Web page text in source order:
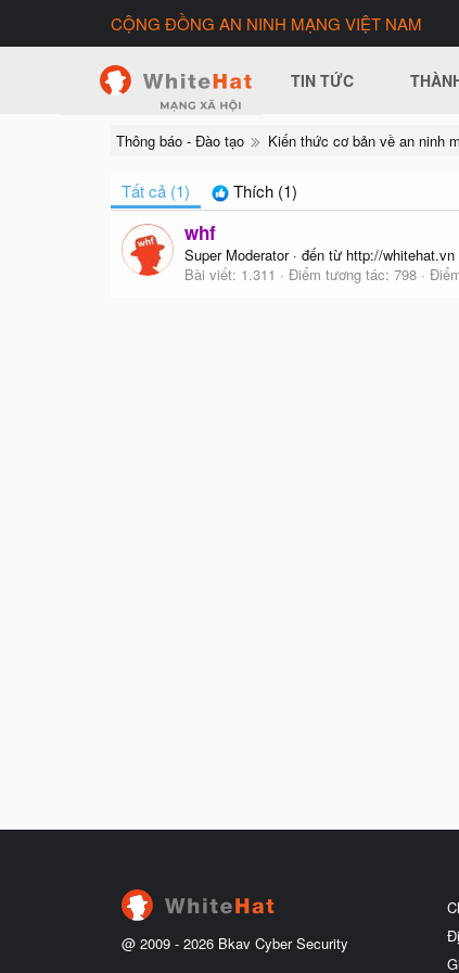
CỘNG ĐỒNG AN NINH MẠNG VIỆT NAM
TIN TỨC
Thông báo - Đào tạo Kiến thức cơ bản về an ninh
Tất cả (1) Thích (1)
whf
Super Moderator · đến từ http://whitehat.vn
Bài viết 1.311 Điểm tương tác 798
@ 2009 - 2026 Bkav Cyber Security